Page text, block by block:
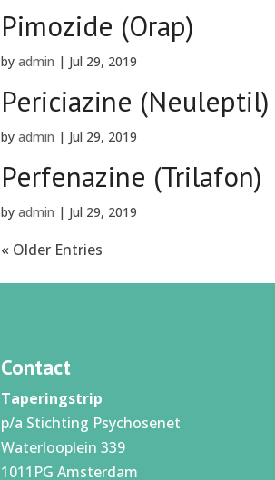
Pimozide (Orap)
byadmin | Jul 29, 2019
Periciazine (Neuleptil)
byadmin | Jul 29, 2019
Perfenazine (Trilafon)
byadmin | Jul 29, 2019
« Older Entries
Contact
Taperingstrip
p/a Stichting Psychosenet
Waterlooplein 339
1011PG Amsterdam